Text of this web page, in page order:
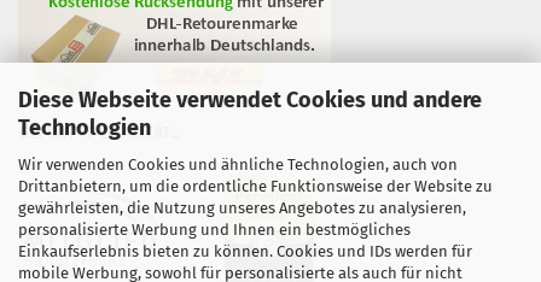
Diese Webseite verwendet Cookies und andere
Technologien
Wir verwenden Cookies und ähnliche Technologien, auch von
Drittanbietern, um die ordentliche Funktionsweise der Website zu
gewährleisten, die Nutzung unseres Angebotes zu analysieren,
personalisierte Werbung und Ihnen ein bestmögliches
Einkaufserlebnis bieten zu können. Cookies und IDs werden für
mobile Werbung, sowohl für personalisierte als auch für nicht
GEPRÜFTE QUALITÄT...